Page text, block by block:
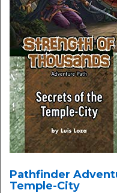
Pathfinder
Temple-City